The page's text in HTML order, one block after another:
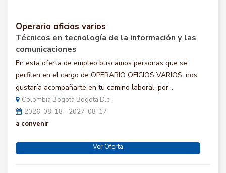
Operario oficios varios
Técnicos en tecnología de la información y las
comunicaciones
En esta oferta de empleo buscamos personas que se
perfilen en el cargo de OPERARIO OFICIOS VARIOS, nos
gustaría acompañarte en tu camino laboral, por...
Colombia Bogota Bogota D.c.
2026-08-18 - 2027-08-17
a convenir
Ver Oferta